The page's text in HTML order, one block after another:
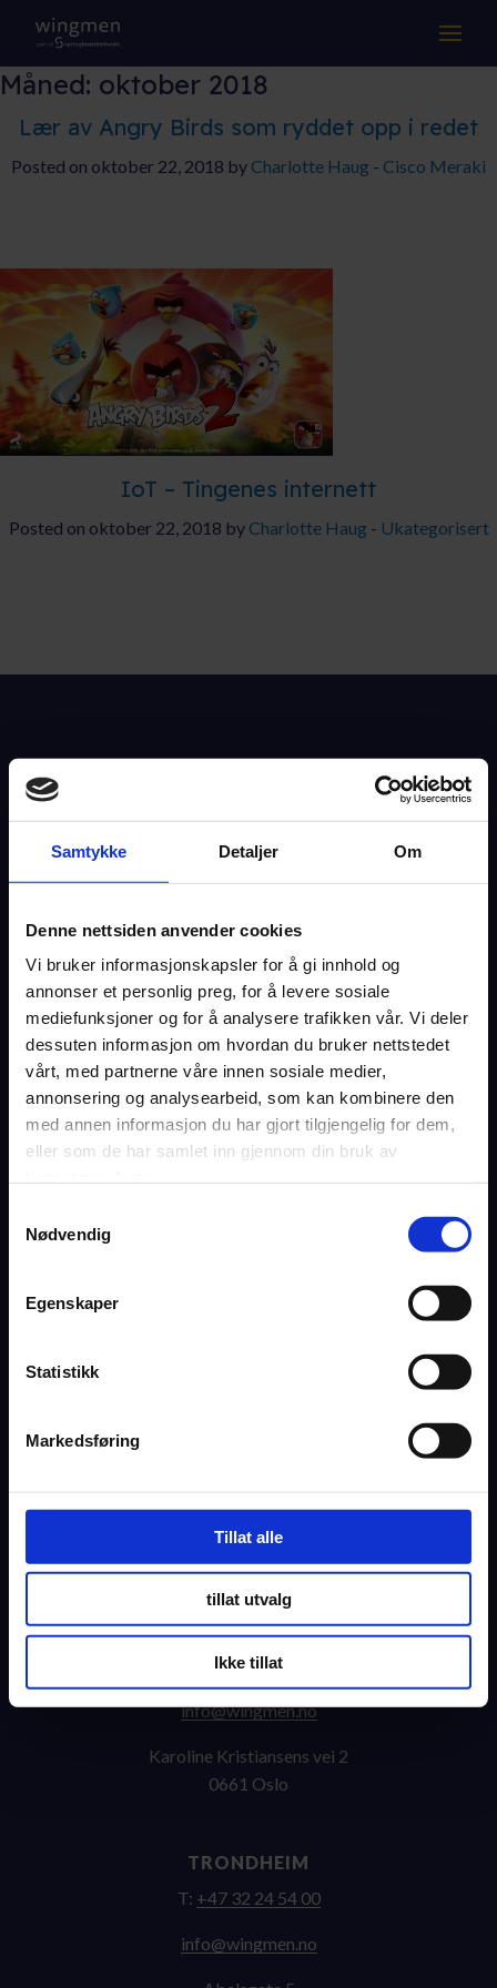
Samtykke Detaljer Om
Denne nettsiden anvender cookies
Vi bruker informasjonskapsler for å gi innhold og
annonser et personlig preg, for å levere sosiale
mediefunksjoner og for å analysere trafikken vår. Vi deler
dessuten informasjon om hvordan du bruker nettstedet
vårt, med partnerne våre innen sosiale medier,
annonsering og analysearbeid, som kan kombinere den
med annen informasjon du har gjort tilgjengelig for dem,
eller som de har samlet inn gjennom din bruk av
Nødvendig
Egenskaper
Statistikk
Markedsføring
Tillat alle
tillat utvalg
Ikke tillat
KOMPETANSE
DRIFT & SUPPORT
Suksesshistorier
Aktuelt
Jobb hos oss
Samarbeidspartnere
Kontakt
Måned: oktober 2018
Lær av Angry Birds som ryddet opp i redet
Posted on oktober 22, 2018 by Charlotte Haug - Cisco Meraki
IoT – Tingenes internett
Posted on oktober 22, 2018 by Charlotte Haug - Ukategorisert
Aktuelt
Om oss
Jobb hos oss
Kontakt
Facebook
LinkedIn
Teamviewer
Kundeportal
OSLO
+47 32 24 54 00
on.nemgniw@ofni
Karoline Kristiansens vei 2
0661 Oslo
TRONDHEIM
T: +47 32 24 54 00
on.nemgniw@ofni